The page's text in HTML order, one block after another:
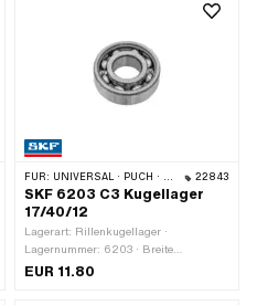
FÜR: UNIVERSAL · PUCH · TOMOS · ALPA CHOPPER / TURBO · CILO · MALAGUTI 22843
SKF 6203 C3 Kugellager
17/40/12
Lagerart: Rillenkugellager ·
Lagernummer: 6203 · Breite
Innenring: 12 mm · Hersteller: SKF ·
EUR 11.80